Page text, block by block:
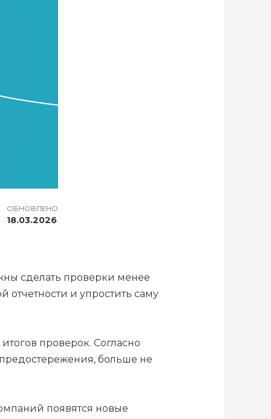
ОБНОВЛЕНО
18.03.2026
сделать проверки менее
и упростить саму
проверок. Согласно
больше не
появятся новые